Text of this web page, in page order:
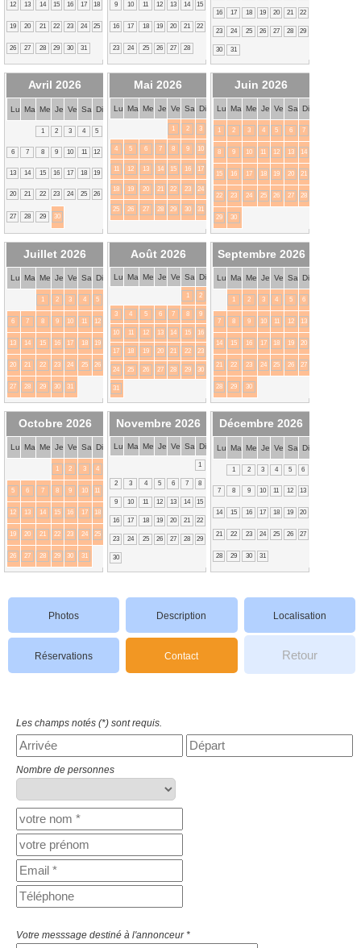
12 13 14 15 16 17 18
19 20 21 22 23 24 25
26 27 28 29 30 31
9 10 11 12 13 14 15
16 17 18 19 20 21 22
23 24 25 26 27 28
16 17 18 19 20 21 22
23 24 25 26 27 28 29
30 31
Avril 2026
Lu Ma Me Je Ve Sa Di
1 2 3 4 5
6 7 8 9 10 11 12
13 14 15 16 17 18 19
20 21 22 23 24 25 26
27 28 29 30
Mai 2026
Lu Ma Me Je Ve Sa Di
1 2 3
4 5 6 7 8 9 10
11 12 13 14 15 16 17
18 19 20 21 22 23 24
25 26 27 28 29 30 31
Juin 2026
Lu Ma Me Je Ve Sa Di
1 2 3 4 5 6 7
8 9 10 11 12 13 14
15 16 17 18 19 20 21
22 23 24 25 26 27 28
29 30
Juillet 2026
Lu Ma Me Je Ve Sa Di
1 2 3 4 5
6 7 8 9 10 11 12
13 14 15 16 17 18 19
20 21 22 23 24 25 26
27 28 29 30 31
Août 2026
Lu Ma Me Je Ve Sa Di
1 2
3 4 5 6 7 8 9
10 11 12 13 14 15 16
17 18 19 20 21 22 23
24 25 26 27 28 29 30
31
Septembre 2026
Lu Ma Me Je Ve Sa Di
1 2 3 4 5 6
7 8 9 10 11 12 13
14 15 16 17 18 19 20
21 22 23 24 25 26 27
28 29 30
Octobre 2026
Lu Ma Me Je Ve Sa Di
1 2 3 4
5 6 7 8 9 10 11
12 13 14 15 16 17 18
19 20 21 22 23 24 25
26 27 28 29 30 31
Novembre 2026
Lu Ma Me Je Ve Sa Di
1
2 3 4 5 6 7 8
9 10 11 12 13 14 15
16 17 18 19 20 21 22
23 24 25 26 27 28 29
30
Décembre 2026
Lu Ma Me Je Ve Sa Di
1 2 3 4 5 6
7 8 9 10 11 12 13
14 15 16 17 18 19 20
21 22 23 24 25 26 27
28 29 30 31
Photos Description Localisation
Réservations Contact Retour
Les champs notés (*) sont requis.
Nombre de personnes
Votre messsage destiné à l'annonceur *